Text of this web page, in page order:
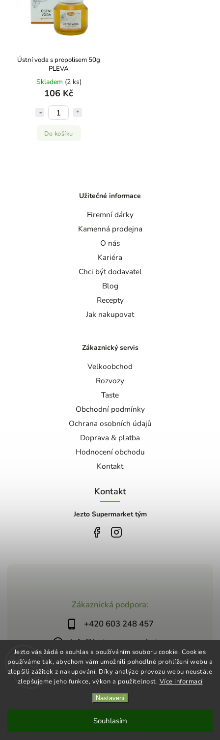
Jezto vás žádá o souhlas s používáním souboru cookie. Cookies
používáme tak, abychom vám umožnili pohodlné prohlížení webu a
zlepšili zážitek z nakupování. Díky analýze provozu webu neustále
zlepšujeme jeho funkce, výkon a použitelnost. Více informací
Nastavení
Souhlasím
Ústní voda s propolisem 50g
PLEVA
Skladem (2 ks)
106 Kč
Do košíku
Zákaznická podpora:
+420 603 248 457
info@jeztosupermarket.cz
Užitečné informace
Firemní dárky
Kamenná prodejna
O nás
Kariéra
Chci být dodavatel
Blog
Recepty
Jak nakupovat
Zákaznický servis
Velkoobchod
Rozvozy
Taste
Obchodní podmínky
Ochrana osobních údajů
Doprava & platba
Hodnocení obchodu
Kontakt
Kontakt
Jezto Supermarket tým
Shoptet| Design